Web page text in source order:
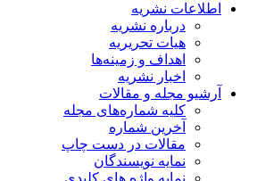
اطلاعات نشریه
درباره نشریه
هیات تحریریه
اهداف و زمینه‌ها
اخبار نشریه
آرشیو مجله و مقالات
کلیه شماره‌های مجله
آخرین شماره
مقالات در دست چاپ
نمایه نویسندگان
نمایه واژه های کلیدی